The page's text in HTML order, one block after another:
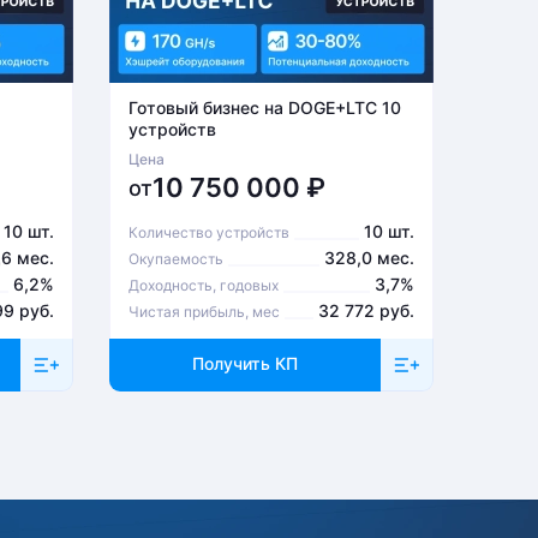
10 шт.
мес.
6,2%
руб.
Готовый бизнес на DOGE+LTC 10
устройств
Цена
от10 750 000 ₽
Количество устройств 10 шт.
Окупаемость 328,0 мес.
Доходность, годовых 3,7%
Чистая прибыль, мес 32 772 руб.
Получить КП